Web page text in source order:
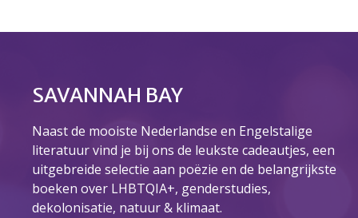
Verhuur
Stories of Belonging
Vacatures
Steun ons
SAVANNAH BAY
Naast de mooiste Nederlandse en Engelstalige
literatuur vind je bij ons de leukste cadeautjes, een
uitgebreide selectie aan poëzie en de belangrijkste
boeken over LHBTQIA+, genderstudies,
dekolonisatie, natuur & klimaat.